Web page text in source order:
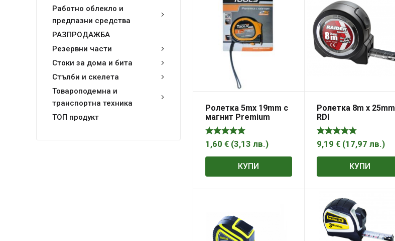
Работно облекло и
предпазни средства
РАЗПРОДАЖБА
Резервни части
Стоки за дома и бита
Стълби и скелета
Товароподемна и
транспортна техника
ТОП продукт
Ролетка 5mх 19mm с
магнит Premium
1,60 € (3,13 лв.)
КУПИ
Ролетка 8m x 25mm
RDI
9,19 € (17,97 лв.)
КУПИ